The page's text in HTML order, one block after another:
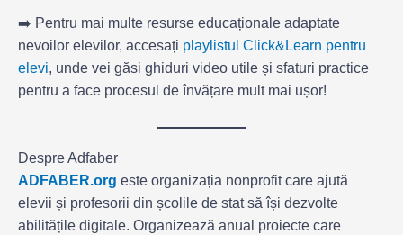
➡️ Pentru mai multe resurse educaționale adaptate
nevoilor elevilor, accesați playlistul Click&Learn pentru
elevi, unde vei găsi ghiduri video utile și sfaturi practice
pentru a face procesul de învățare mult mai ușor!
Despre Adfaber
ADFABER.org este organizația nonprofit care ajută
elevii și profesorii din școlile de stat să își dezvolte
abilitățile digitale. Organizează anual proiecte care